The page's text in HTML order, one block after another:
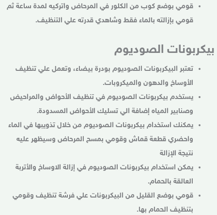
قومي بوضع كوب من الكلور في المرحاض واتركيه لمدة ساعة ثم
قومي بإزالته بالماء فقط وشاهدي قدرته علي التنظيف.
بيكربونات الصوديوم
تعتبر البيكربونات الصوديوم بودرة بيضاء، وتعمل علي تنظيف
الأوساخ والدهون والميكروبات.
يستخدم بيكربونات الصوديوم في تنظيف الأحواض والمراحيض
وصنابير المياه إضافة الي تسليك الأحواض المسدودة.
يمكنك استخدام بيكربونات الصوديوم من خلال تذويبها في الماء
واحضري قطعة قماش وقومي بمسح المرحاض وسيظهر عليه
نتيجة الإزالة
يمكن استخدام بيكربونات الصوديوم في إزالة الاوساخ والأتربة
العالقة بالحمام.
قومي بوضع القليل من البيكربونات علي فرشة تنظيف وقومي
بتنظيف الحمام بها.